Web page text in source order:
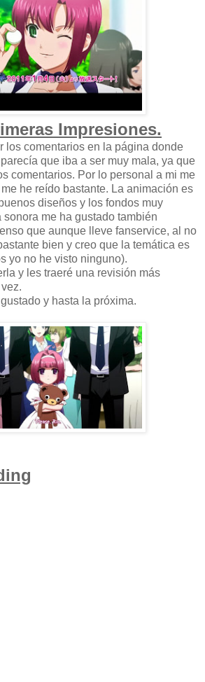
Impresiones.
los comentarios en la página donde
que iba a ser muy mala, ya que
comentarios. Por lo personal a mi me
he reído bastante. La animación es
diseños y los fondos muy
me ha gustado también
que aunque lleve fanservice, al no
bien y creo que la temática es
yo no he visto ninguno).
y les traeré una revisión más
y hasta la próxima.